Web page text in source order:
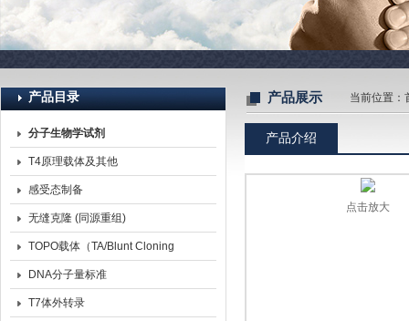
北京诺博莱德科技有限公司
产品目录
分子生物学试剂
T4原理载体及其他
感受态制备
无缝克隆 (同源重组)
TOPO载体（TA/Blunt Cloning
Kit）
DNA分子量标准
T7体外转录
产品展示 当前位置：
产品介绍
点击放大